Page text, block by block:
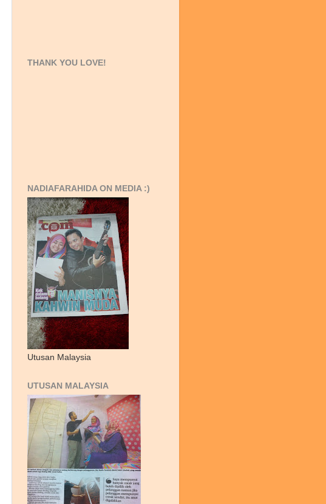
THANK YOU LOVE!
NADIAFARAHIDA ON MEDIA :)
Utusan Malaysia
UTUSAN MALAYSIA